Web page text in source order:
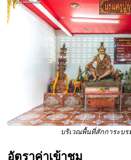
บริเวณพื้นที่สักการะบร
อัตราค่าเข้าชม